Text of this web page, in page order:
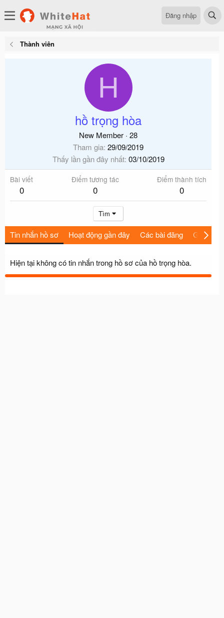
Đăng nhập
Thành viên
H
hồ trọng hòa
New Member · 28
Tham gia 29/09/2019
Thấy lần gần đây nhất 03/10/2019
Bài viết
0
Điểm tương tác
0
Điểm thành tích
0
Tìm
Tin nhắn hồ sơ Hoạt động gần đây Các bài đăng Giới thiệu
Hiện tại không có tin nhắn trong hồ sơ của hồ trọng hòa.